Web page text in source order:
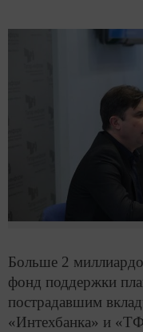
Больше 2
фонд поддержки
пострадавшим
«Интехбанка» и